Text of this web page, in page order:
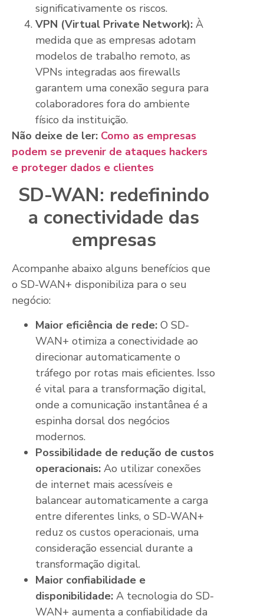
significativamente os riscos.
VPN (Virtual Private Network): À
medida que as empresas adotam
modelos de trabalho remoto, as
VPNs integradas aos firewalls
garantem uma conexão segura para
colaboradores fora do ambiente
físico da instituição.
Não deixe de ler: Como as empresas
podem se prevenir de ataques hackers
e proteger dados e clientes
SD-WAN: redefinindo
a conectividade das
empresas
Acompanhe abaixo alguns benefícios que
o SD-WAN+ disponibiliza para o seu
negócio:
Maior eficiência de rede: O SD-
WAN+ otimiza a conectividade ao
direcionar automaticamente o
tráfego por rotas mais eficientes. Isso
é vital para a transformação digital,
onde a comunicação instantânea é a
espinha dorsal dos negócios
modernos.
Possibilidade de redução de custos
operacionais: Ao utilizar conexões
de internet mais acessíveis e
balancear automaticamente a carga
entre diferentes links, o SD-WAN+
reduz os custos operacionais, uma
consideração essencial durante a
transformação digital.
Maior confiabilidade e
disponibilidade: A tecnologia do SD-
WAN+ aumenta a confiabilidade da